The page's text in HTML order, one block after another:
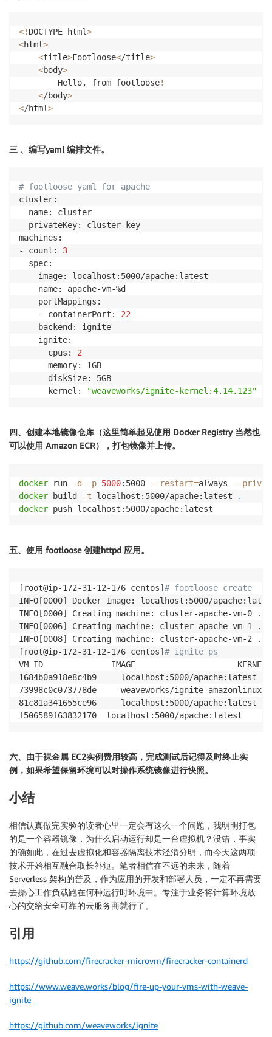
<! DOCTYPE html>
<html>
<title>Footloose</title>
<body>
        Hello, from footloose
!
</body>
</html>
三 、编写yaml 编排文件。
# footloose yaml for apache
cluster:
  name: cluster
  privateKey: cluster-key
machines:
- count: 3
  spec:
    image: localhost:5000/apache:latest
    name: apache-vm-%d
    portMappings:
    - containerPort:
22
    backend: ignite
    ignite:
      cpus:
2
      memory: 1GB
      diskSize: 5GB
      kernel:
"weaveworks/ignite-kernel:4.14.123"
四、创建本地镜像仓库（这里简单起见使用 Docker Registry 当然也
可以使用 Amazon ECR），打包镜像并上传。
docker run -d -p 5000:5000 --restart=always
--
docker build -t localhost:5000/apache:latest
.
docker push localhost:5000/apache:latest
五、使用 footloose 创建httpd 应用。
[ root@ip-172-31-12-176 centos] # footloose create
INFO [0000]
Docker Image: localhost:5000/
INFO [0000] Creating machine: cluster-apache-vm-0 ..
INFO [0006] Creating machine: cluster-apache-vm-1 ..
INFO [0008] Creating machine: cluster-apache-vm-2 ..
[ root@ip-172-31-12-176 centos] # ignite ps
VM ID              IMAGE                     KERNEL
1684b0a918e8c4b9     localhost:5000/
73998c0c073778de     weaveworks/ignite-
81c81a341655ce96     localhost:5000/
f506589f63832170  localhost:5000/apache:latest
六、由于裸金属 EC2实例费用较高，完成测试后记得及时终止实
例，如果希望保留环境可以对操作系统镜像进行快照。
小结
相信认真做完实验的读者心里一定会有这么一个问题，我明明打包
的是一个容器镜像，为什么启动运行却是一台虚拟机？没错，事实
的确如此，在过去虚拟化和容器隔离技术泾渭分明，而今天这两项
技术开始相互融合取长补短。笔者相信在不远的未来，随着
Serverless 架构的普及，作为应用的开发和部署人员，一定不再需要
去操心工作负载跑在何种运行时环境中。专注于业务将计算环境放
心的交给安全可靠的云服务商就行了。
引用
https://github.com/firecracker-microvm/firecracker-containerd
https://www.weave.works/blog/fire-up-your-vms-with-weave-
ignite
https://github.com/weaveworks/ignite